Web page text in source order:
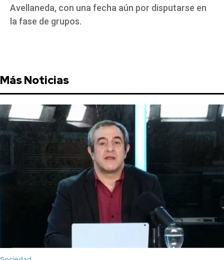
Avellaneda, con una fecha aún por disputarse en
la fase de grupos.
Más Noticias